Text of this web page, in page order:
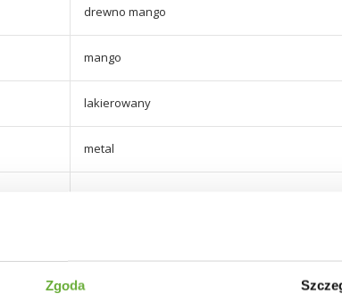
Zgoda
drewno mango
mango
lakierowany
metal